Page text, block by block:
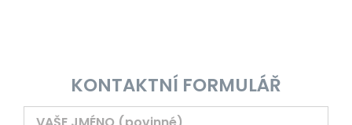
KONTAKTNÍ FORMULÁŘ